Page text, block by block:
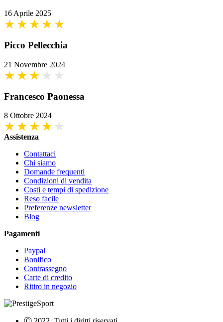
16 Aprile 2025
Picco Pellecchia
21 Novembre 2024
Francesco Paonessa
8 Ottobre 2024
Assistenza
Contattaci
Chi siamo
Domande frequenti
Condizioni di vendita
Costi e tempi di spedizione
Reso facile
Preferenze newsletter
Blog
Pagamenti
Paypal
Bonifico
Contrassegno
Carte di credito
Ritiro in negozio